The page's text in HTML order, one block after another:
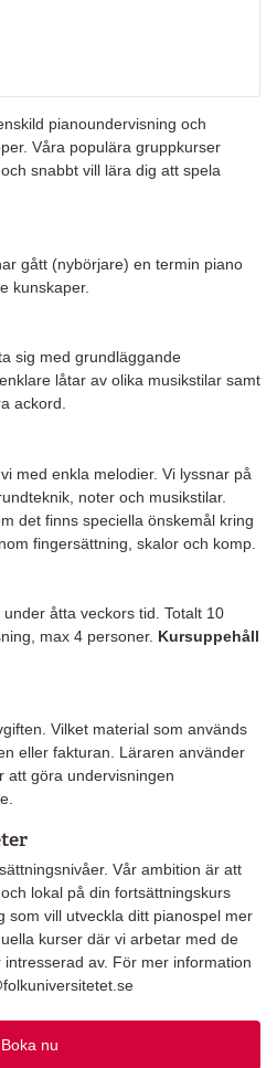
pianoundervisning och
Våra populära gruppkurser
snabbt vill lära dig att spela
gått (nybörjare) en termin piano
kunskaper.
sig med grundläggande
låtar av olika musikstilar samt
ackord.
med enkla melodier. Vi lyssnar på
noter och musikstilar.
det finns speciella önskemål kring
fingersättning, skalor och komp.
åtta veckors tid. Totalt 10
max 4 personer. Kursuppehåll
Vilket material som används
eller fakturan. Läraren använder
att göra undervisningen
Vår ambition är att
lokal på din fortsättningskurs
som vill utveckla ditt pianospel mer
kurser där vi arbetar med de
av. För mer information
Boka nu